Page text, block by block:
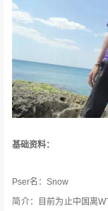
基础资料：
Pser名：Snow
简介：目前为止中国离